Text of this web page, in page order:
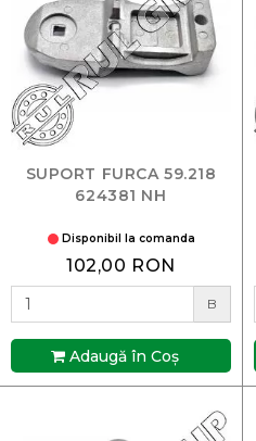
SUPORT FURCA 59.218
624381 NH
Disponibil la comanda
102,00 RON
B
Adaugă în Coş